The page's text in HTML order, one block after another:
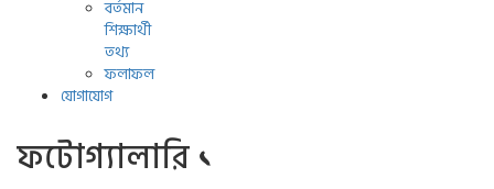
বর্তমান
শিক্ষার্থী
তথ্য
ফলাফল
যোগাযোগ
ফটোগ‍্যালারি ১